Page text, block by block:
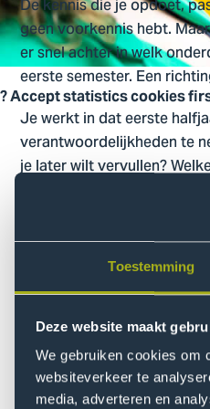
Toestemming
Deze website maakt
We gebruiken cookies om
websiteverkeer te
media, adverteren en
Accept statistics cookies
De kennis die je opdoet,
geen voorkennis hebt.
er snel achter in welk
eerste semester. Een
Je werkt in dat eerste
verantwoordelijkheden te
je later wilt vervullen?
Daarnaast ontwikkel je
Minors